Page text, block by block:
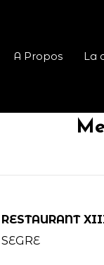
A Propos La
RESTAURANT
SEGRE